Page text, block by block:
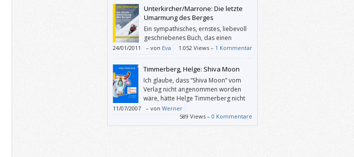
Unterkircher/Marrone: Die letzte
Umarmung des Berges
Ein sympathisches, ernstes, liebevoll
geschriebenes Buch, das einen
„Helden der Berge“ zu einem
Menschen macht, ohne ihm seine Einzigartigkeit
dadurch zu nehmen.
24/01/2011 – von Eva 1.052 Views – 1 Kommentar
Timmerberg, Helge: Shiva Moon
Ich glaube, dass “Shiva Moon” vom
Verlag nicht angenommen worden
wäre, hätte Helge Timmerberg nicht
schon so launige Stories wie etwa
“Tiger fressen keine Yogis” veröffentlicht gehabt.
11/07/2007 – von Werner
589 Views – 0 Kommentare